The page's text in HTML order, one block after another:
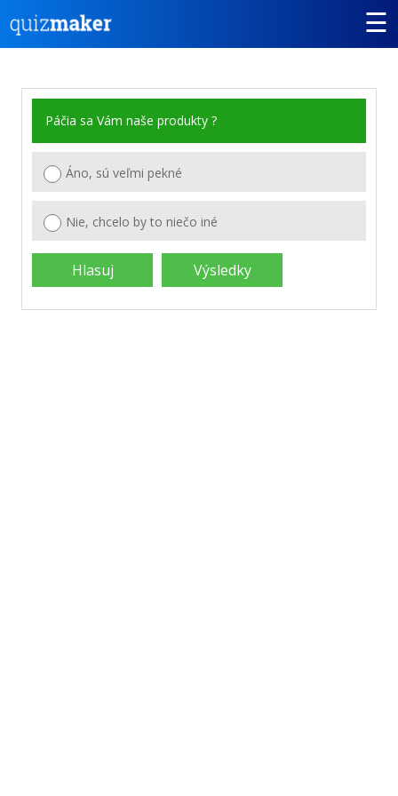
☰
Páčia sa Vám naše produkty ?
Áno, sú veľmi pekné
Nie, chcelo by to niečo iné